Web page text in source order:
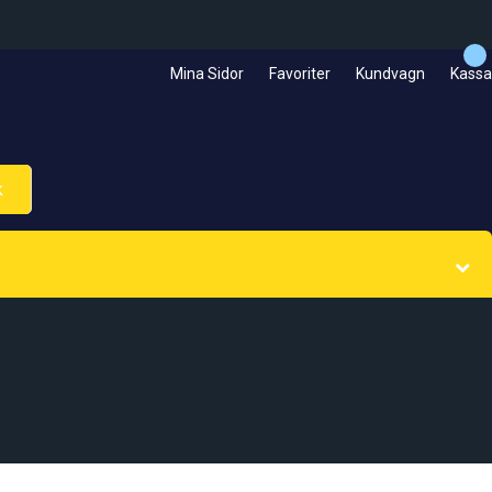
Mina Sidor Favoriter Kundvagn Kassa